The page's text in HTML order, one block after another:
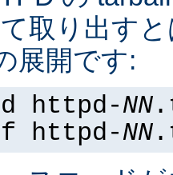
取り出す
展開です:
httpd-NN
httpd-NN